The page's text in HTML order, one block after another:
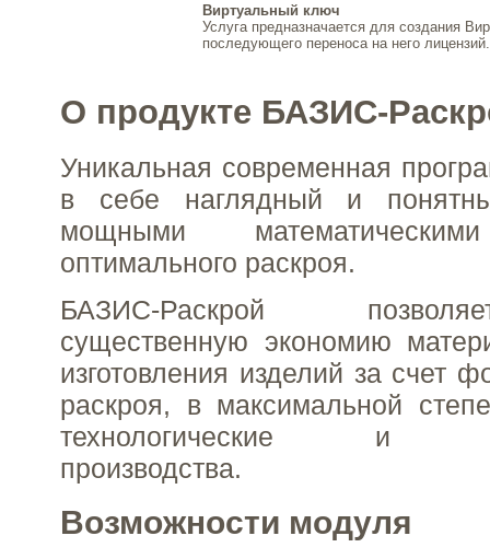
Виртуальный ключ
Услуга предназначается для создания
последующего переноса на него лицензий.
О продукте БАЗИС-
Уникальная современная
в себе наглядный и
мощными
оптимального раскроя.
БАЗИС-Раскрой
существенную экономию
изготовления изделий за счет
раскроя, в максимальной
технологические и
производства.
Возможности модуля